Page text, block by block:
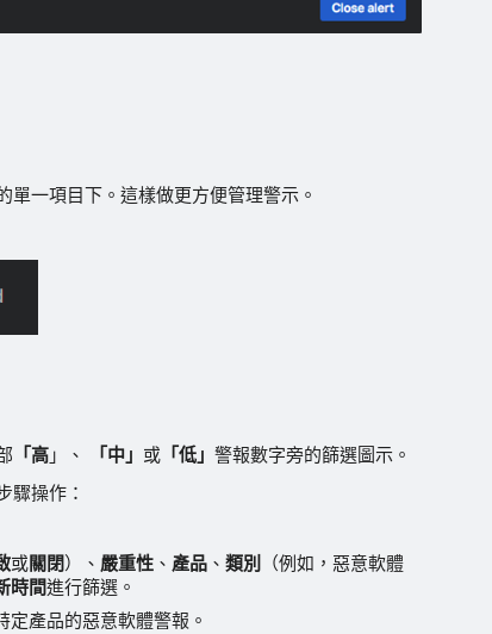
一項目下。這樣做更方便管理警示。
「高 」、 「中」 或 「低」 警報數字旁的篩選圖示。
驟操作：
或關閉）、 嚴重性 、 產品 、類別
（例如，惡意軟體
時間進行篩選。
產品的惡意軟體警報。